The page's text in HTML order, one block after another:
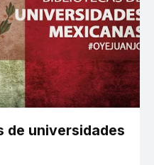
de universidades